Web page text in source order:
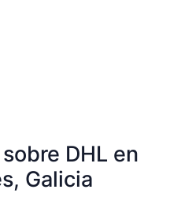
DHL en
Galicia